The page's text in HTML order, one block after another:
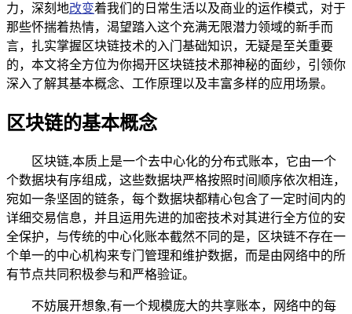
力，深刻地改变着我们的日常生活以及商业的运作模式，对于
那些怀揣着热情，渴望踏入这个充满无限潜力领域的新手而
言，扎实掌握区块链技术的入门基础知识，无疑是至关重要
的，本文将全方位为你揭开区块链技术那神秘的面纱，引领你
深入了解其基本概念、工作原理以及丰富多样的应用场景。
区块链的基本概念
区块链,本质上是一个去中心化的分布式账本，它由一个
个数据块有序组成，这些数据块严格按照时间顺序依次相连，
宛如一条坚固的链条，每个数据块都精心包含了一定时间内的
详细交易信息，并且运用先进的加密技术对其进行全方位的安
全保护，与传统的中心化账本截然不同的是，区块链不存在一
个单一的中心机构来专门管理和维护数据，而是由网络中的所
有节点共同积极参与和严格验证。
不妨展开想象,有一个规模庞大的共享账本，网络中的每